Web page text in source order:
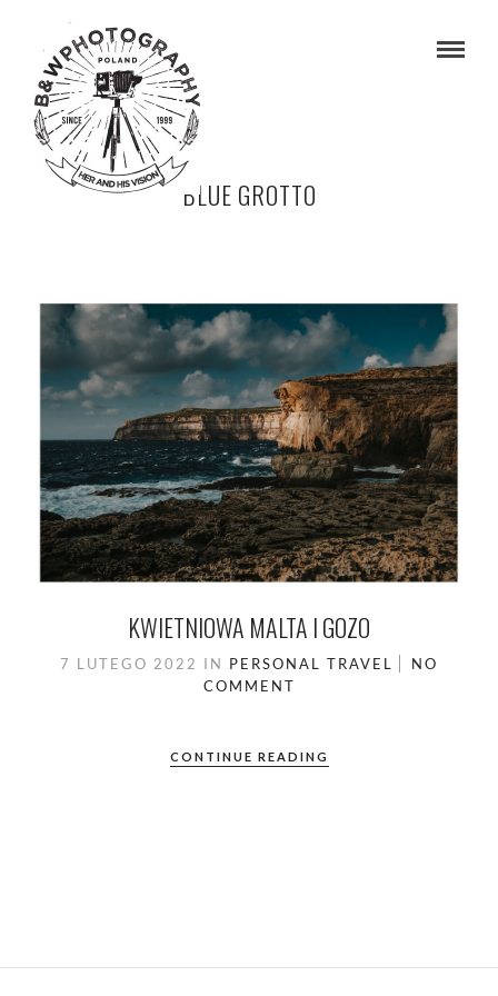
BLUE GROTTO
KWIETNIOWA MALTA I GOZO
7 LUTEGO 2022 IN PERSONAL TRAVEL
NO
COMMENT
CONTINUE READING